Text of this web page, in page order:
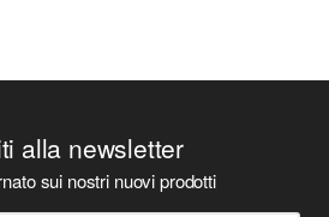
alla newsletter
sui nostri nuovi prodotti